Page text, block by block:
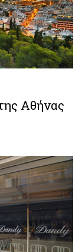
Αθήνας